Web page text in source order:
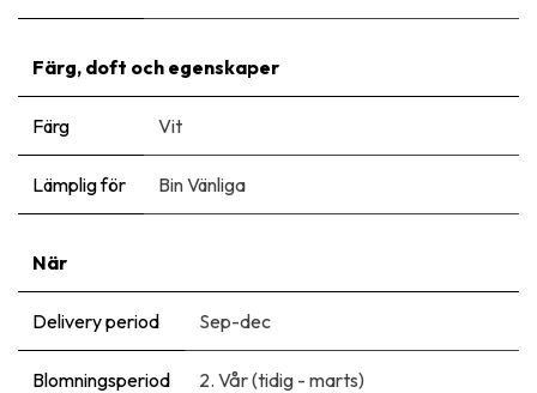
Färg, doft och egenskaper
Färg Vit
Lämplig för Bin Vänliga
När
Delivery period Sep-dec
Blomningsperiod 2. Vår (tidig - marts)